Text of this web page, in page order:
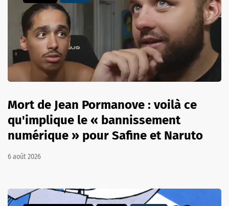
Mort de Jean Pormanove : voilà ce
qu'implique le « bannissement
numérique » pour Safine et Naruto
6 août 2026